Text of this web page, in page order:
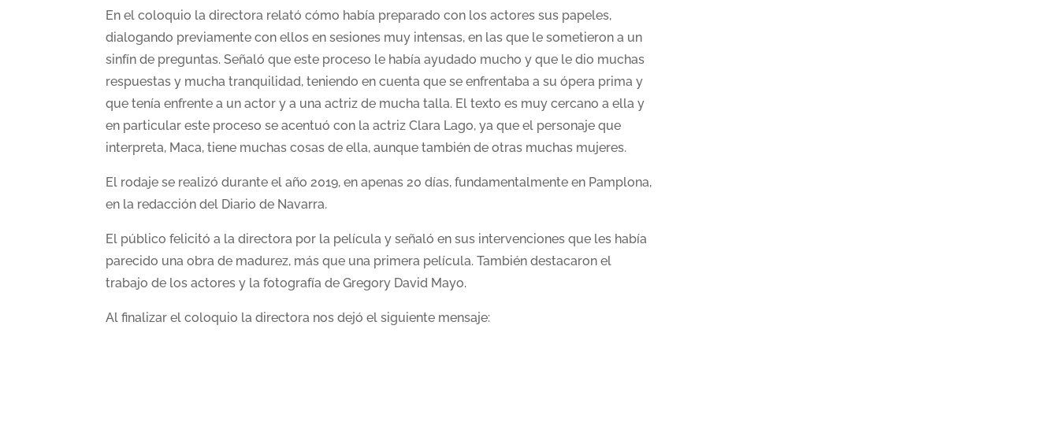
En el coloquio la directora relató cómo había preparado con los actores sus papeles,
dialogando previamente con ellos en sesiones muy intensas, en las que le sometieron a un
sinfín de preguntas. Señaló que este proceso le había ayudado mucho y que le dio muchas
respuestas y mucha tranquilidad, teniendo en cuenta que se enfrentaba a su ópera prima y
que tenía enfrente a un actor y a una actriz de mucha talla. El texto es muy cercano a ella y
en particular este proceso se acentuó con la actriz Clara Lago, ya que el personaje que
interpreta, Maca, tiene muchas cosas de ella, aunque también de otras muchas mujeres.
El rodaje se realizó durante el año 2019, en apenas 20 días, fundamentalmente en Pamplona,
en la redacción del Diario de Navarra.
El público felicitó a la directora por la película y señaló en sus intervenciones que les había
parecido una obra de madurez, más que una primera película. También destacaron el
trabajo de los actores y la fotografía de Gregory David Mayo.
Al finalizar el coloquio la directora nos dejó el siguiente mensaje: